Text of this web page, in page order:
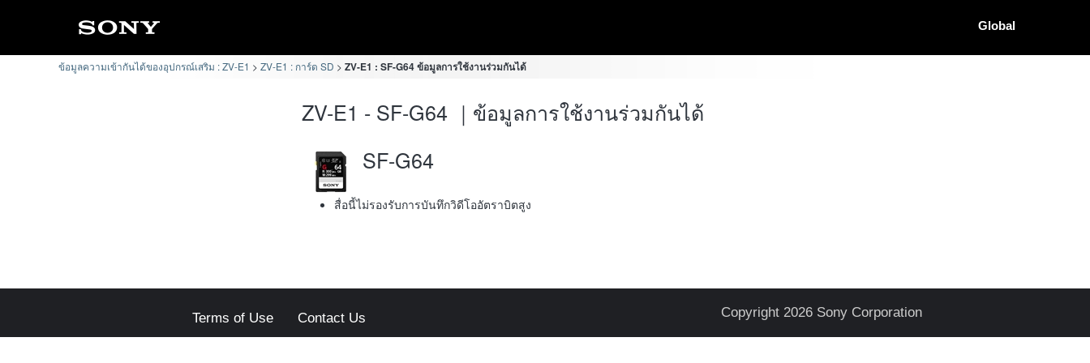
Global
ข้อมูลความเข้ากันได้ของอุปกรณ์เสริม : ZV-E1 ZV-E1 : การ์ด SD ZV-E1 : SF-G64 ข้อมูลการใช้งานร่วมกันได้
ZV-E1 - SF-G64 ｜ข้อมูลการใช้งานร่วมกันได้
SF-G64
สื่อนี้ไม่รองรับการบันทึกวิดีโออัตราบิตสูง
Terms of Use Contact Us Copyright 2026 Sony Corporation